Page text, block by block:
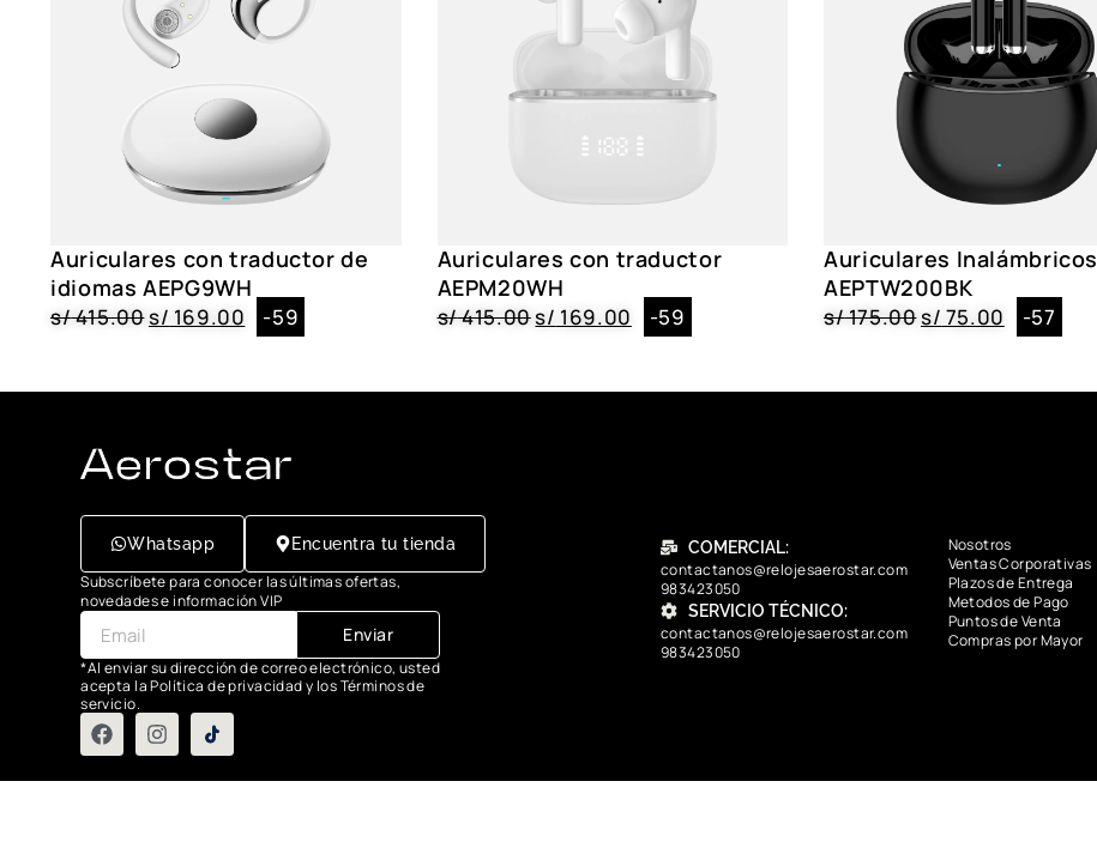
Auriculares con traductor de
idiomas AEPG9WH
s/415.00s/ 169.00 -59
Auriculares con traductor
AEPM20WH
s/415.00s/ 169.00 -59
Auriculares Inalámbricos
AEPTW200BK
s/175.00s/ 75.00 -57
Whatsapp Encuentra tu tienda
Subscríbete para conocer las últimas ofertas,
novedades e información VIP
Enviar
*Al enviar su dirección de correo electrónico, usted
acepta la Política de privacidad y los Términos de
servicio.
COMERCIAL:
contactanos@relojesaerostar.com
983423050
SERVICIO TÉCNICO:
contactanos@relojesaerostar.com
983423050
Nosotros
Ventas Corporativas
Plazos de Entrega
Metodos de Pago
Puntos de Venta
Compras por Mayor